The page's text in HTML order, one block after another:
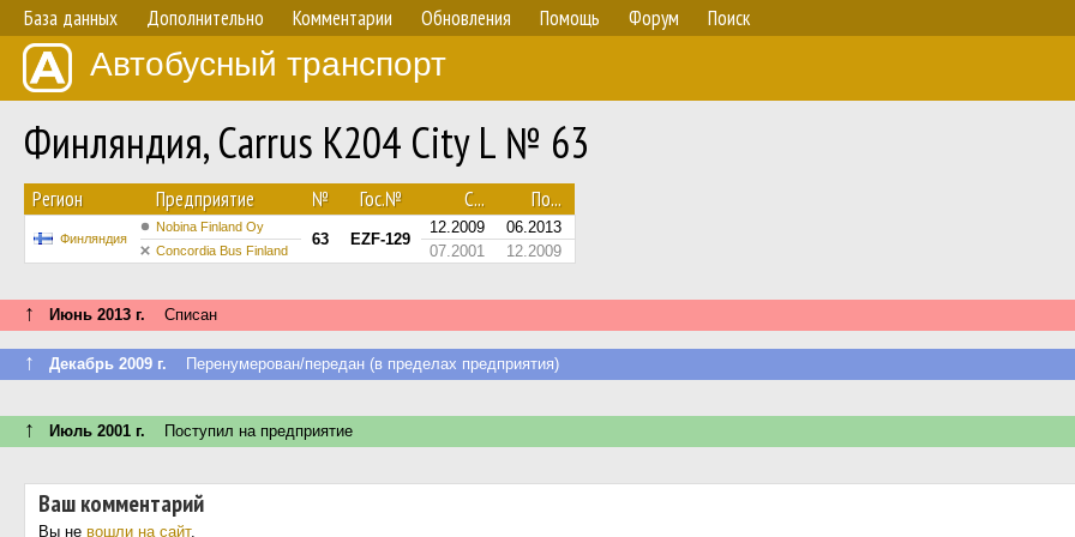
База данных Дополнительно Комментарии Обновления Помощь Форум Поиск
Автобусный транспорт
Финляндия, Carrus K204 City L № 63
Регион Предприятие № Гос.№ С... По...
Финляндия
Nobina Finland Oy
63 EZF-129
12.2009 06.2013
Concordia Bus Finland 07.2001 12.2009
↑ Июнь 2013 г. Списан
↑ Декабрь 2009 г. Перенумерован/передан (в пределах предприятия)
↑ Июль 2001 г. Поступил на предприятие
Ваш комментарий
Вы не вошли на сайт.